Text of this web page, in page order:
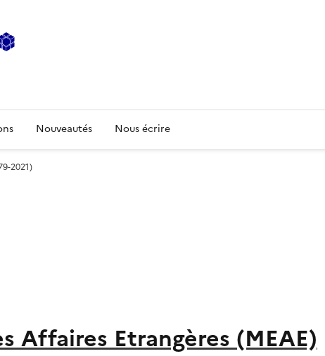
Nouveautés Nous écrire
2021)
Affaires Etrangères (MEAE)